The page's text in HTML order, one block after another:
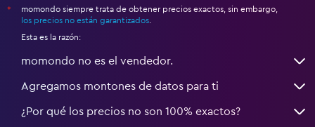
*
momondo siempre trata de obtener precios exactos, sin embargo,
los precios no están garantizados
Esta es la razón:
momondo no es el vendedor.
Agregamos montones de datos para ti
¿Por qué los precios no son 100% exactos?